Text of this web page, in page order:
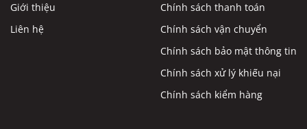
Giới thiệu
Liên hệ
Chính sách thanh toán
Chính sách vận chuyển
Chính sách bảo mật thông tin
Chính sách xử lý khiếu nại
Chính sách kiểm hàng